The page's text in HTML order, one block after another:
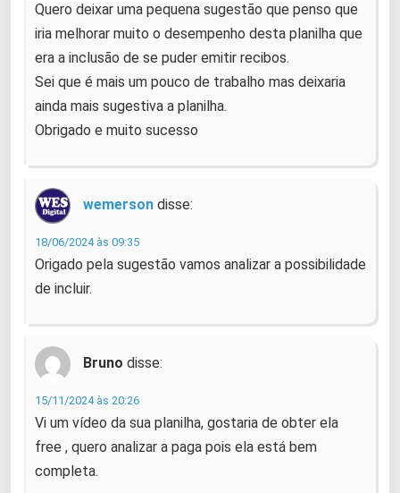
Quero deixar uma pequena sugestão que penso que
iria melhorar muito o desempenho desta planilha que
era a inclusão de se puder emitir recibos.
Sei que é mais um pouco de trabalho mas deixaria
ainda mais sugestiva a planilha.
Obrigado e muito sucesso
wemerson disse:
18/06/2024 às 09:35
Origado pela sugestão vamos analizar a possibilidade
de incluir.
Bruno disse:
15/11/2024 às 20:26
Vi um vídeo da sua planilha, gostaria de obter ela
free , quero analizar a paga pois ela está bem
completa.